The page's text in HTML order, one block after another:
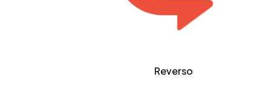
Reverso